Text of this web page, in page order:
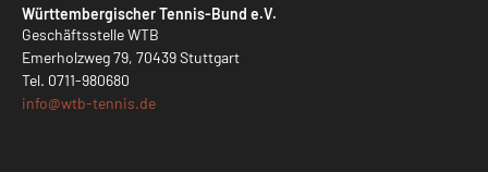
Württembergischer Tennis-Bund e.V.
Geschäftsstelle WTB
Emerholzweg 79, 70439 Stuttgart
Tel. 0711-980680
info@wtb-tennis.de